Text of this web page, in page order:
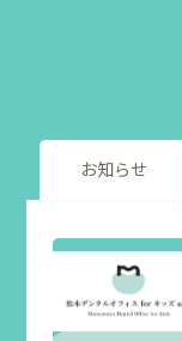
お知らせ